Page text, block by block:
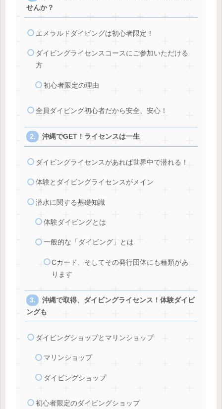
せんか？
エメラルドダイビングは初心者限定！
ダイビングライセンスコースにご参加いただける
方
初心者限定の理由
全員ダイビング初心者だから安全、安心！
沖縄でGET！ライセンスは一生
ダイビングライセンスがあれば世界中で潜れる！
体験とダイビングライセンスがメイン
潜水に関する基礎知識
体験ダイビングとは
一般的な「ダイビング」とは
Cカード、そしてその発行団体にも種類があ
ります
沖縄で取得、ダイビングライセンス！体験ダイビ
ングも
ダイビングショップとマリンショップ
マリンショップ
ダイビングショップ
初心者限定のダイビングショップ